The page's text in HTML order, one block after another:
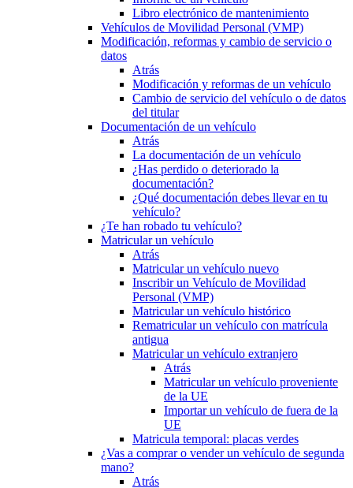
Libro electrónico de mantenimiento
Vehículos de Movilidad Personal (VMP)
Modificación, reformas y cambio de servicio o
datos
Atrás
Modificación y reformas de un vehículo
Cambio de servicio del vehículo o de datos
del titular
Documentación de un vehículo
Atrás
La documentación de un vehículo
¿Has perdido o deteriorado la
documentación?
¿Qué documentación debes llevar en tu
vehículo?
¿Te han robado tu vehículo?
Matricular un vehículo
Atrás
Matricular un vehículo nuevo
Inscribir un Vehículo de Movilidad
Personal (VMP)
Matricular un vehículo histórico
Rematricular un vehículo con matrícula
antigua
Matricular un vehículo extranjero
Atrás
Matricular un vehículo proveniente
de la UE
Importar un vehículo de fuera de la
UE
Matricula temporal: placas verdes
¿Vas a comprar o vender un vehículo de segunda
mano?
Atrás